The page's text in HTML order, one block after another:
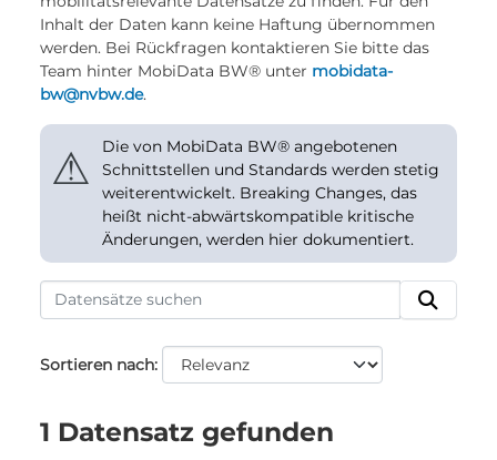
Inhalt der Daten kann keine Haftung übernommen
werden. Bei Rückfragen kontaktieren Sie bitte das
Team hinter MobiData BW® unter mobidata-
bw@nvbw.de.
⚠
Die von MobiData BW® angebotenen
Schnittstellen und Standards werden stetig
weiterentwickelt. Breaking Changes, das
heißt nicht-abwärtskompatible kritische
Änderungen, werden hier dokumentiert.
Sortieren nach
1 Datensatz gefunden